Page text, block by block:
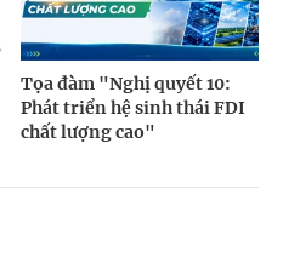
Tọa đàm "Nghị quyết 10:
Phát triển hệ sinh thái FDI
chất lượng cao"